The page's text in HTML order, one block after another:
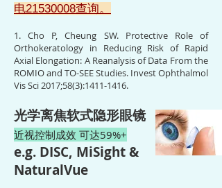
电21530008查询。
1. Cho P, Cheung SW. Protective Role of
Orthokeratology in Reducing Risk of Rapid
Axial Elongation: A Reanalysis of Data From the
ROMIO and TO-SEE Studies. Invest Ophthalmol
Vis Sci 2017;58(3):1411-1416.
光学离焦软式隐形眼镜
近视控制成效 可达59%+
e.g. DISC, MiSight &
NaturalVue